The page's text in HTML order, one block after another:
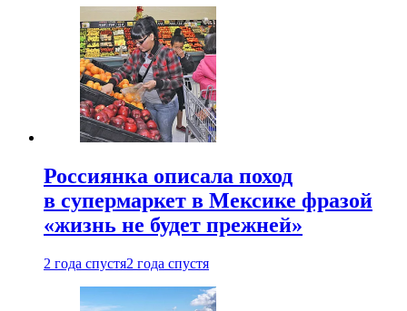
Россиянка описала поход
в супермаркет в Мексике фразой
«жизнь не будет прежней»
2 года спустя2 года спустя